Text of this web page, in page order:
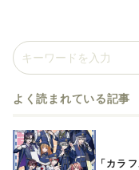
よく読まれている記事
「カラ